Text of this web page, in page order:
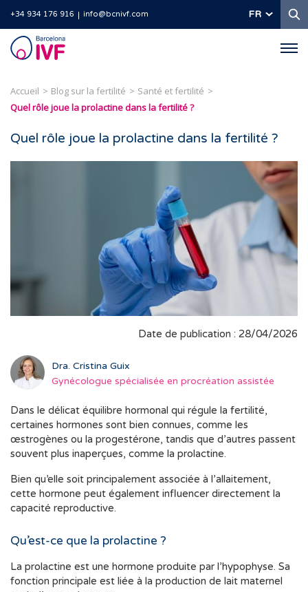
+34 934 176 916 info@bcnivf.com FR
Barcelona
IVF
Accueil Blog sur la fertilité
Santé et fertilité
Quel rôle joue la prolactine dans la fertilité ?
Quel rôle joue la prolactine dans la fertilité ?
Date de publication : 28/04/2026
Dra. Cristina Guix
Gynécologue spécialisée en procréation assistée
Dans le délicat équilibre hormonal qui régule la fertilité,
certaines hormones sont bien connues, comme les
œstrogènes ou la progestérone, tandis que d’autres passent
souvent plus inaperçues, comme la prolactine.
Bien qu’elle soit principalement associée à l’allaitement,
cette hormone peut également influencer directement la
capacité reproductive.
Qu’est-ce que la prolactine ?
La prolactine est une hormone produite par l’hypophyse. Sa
fonction principale est liée à la production de lait maternel